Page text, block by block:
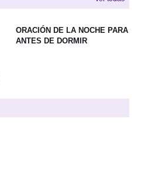
ORACIÓN DE LA NOCHE PARA
ANTES DE DORMIR